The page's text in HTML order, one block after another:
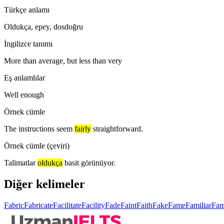
Türkçe anlamı
Oldukça, epey, dosdoğru
İngilizce tanımı
More than average, but less than very
Eş anlamlılar
Well enough
Örnek cümle
The instructions seem fairly straightforward.
Örnek cümle (çeviri)
Talimatlar oldukça basit görünüyor.
Diğer kelimeler
FabricFabricateFacilitateFacilityFadeFaintFaithFakeFameFamiliar